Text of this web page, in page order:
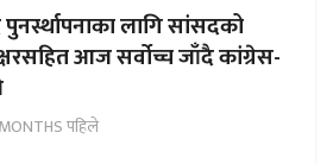
लागि सांसदको
आज सर्वोच्च जाँदै कांग्रेस-
पहिले